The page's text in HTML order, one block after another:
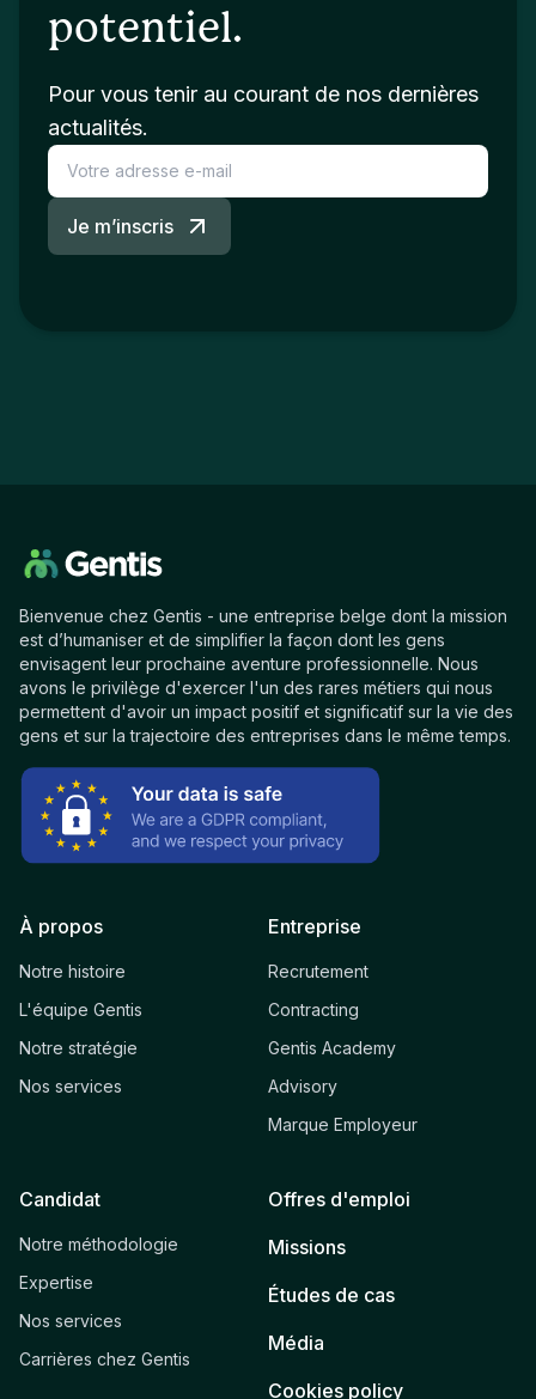
potentiel.
Pour vous tenir au courant de nos dernières
actualités.
Je m’inscris
Bienvenue chez Gentis - une entreprise belge dont la mission
est d’humaniser et de simplifier la façon dont les gens
envisagent leur prochaine aventure professionnelle. Nous
avons le privilège d'exercer l'un des rares métiers qui nous
permettent d'avoir un impact positif et significatif sur la vie des
gens et sur la trajectoire des entreprises dans le même temps.
À propos
Notre histoire
L'équipe Gentis
Notre stratégie
Nos services
Entreprise
Recrutement
Contracting
Gentis Academy
Advisory
Marque Employeur
Candidat
Notre méthodologie
Expertise
Nos services
Carrières chez Gentis
Offres d'emploi
Missions
Études de cas
Média
Cookies policy